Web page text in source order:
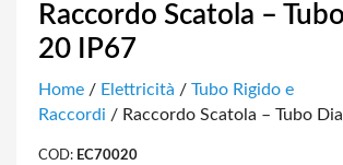
Raccordo Scatola –
20 IP67
Home / Elettricità / Tubo Rigido e
Raccordi / Raccordo Scatola – Tubo
COD: EC70020